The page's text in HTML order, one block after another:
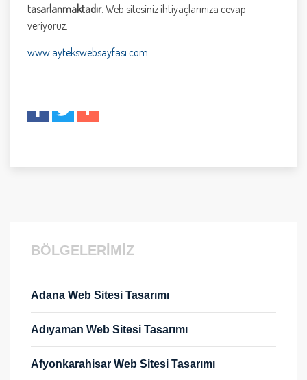
tasarlanmaktadır. Web sitesiniz ihtiyaçlarınıza cevap
veriyoruz.
www.aytekswebsayfasi.com
BÖLGELERİMİZ
Adana Web Sitesi Tasarımı
Adıyaman Web Sitesi Tasarımı
Afyonkarahisar Web Sitesi Tasarımı